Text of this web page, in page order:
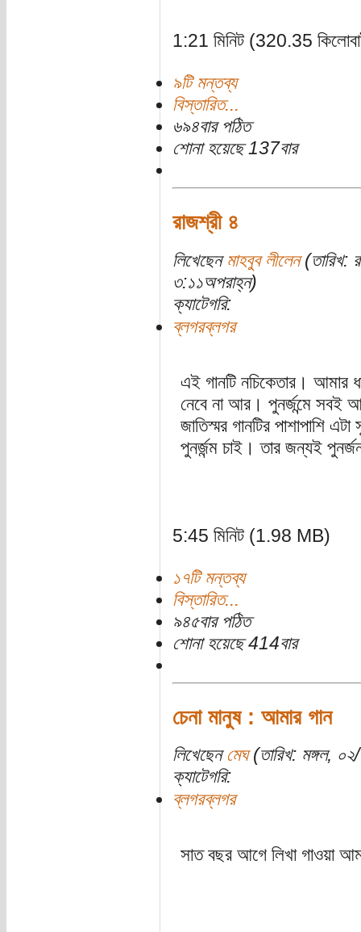
1:21 মিনিট (320.35
৯টি মন্তব্য
বিস্তারিত...
৬৯৪বার পঠিত
শোনা হয়েছে 137বার
রাজশ্রী ৪
লিখেছেন মাহবুব লীলেন(তারিখ:
৩:১১অপরাহ্ন)
ক্যাটেগরি:
ব্লগরব্লগর
এই গানটি নচিকেতার। আমার
নেবে না আর। পুনর্জন্মে সবই
জাতিস্মর গানটির পাশাপাশি
পুনর্জন্ম চাই। তার জন্যই
5:45 মিনিট (1.98 MB)
১৭টি মন্তব্য
বিস্তারিত...
৯৪৫বার পঠিত
শোনা হয়েছে 414বার
চেনা মানুষ : আমার গান
লিখেছেন মেঘ(তারিখ: মঙ্গল,
ক্যাটেগরি:
ব্লগরব্লগর
সাত বছর আগে লিখা গাওয়া